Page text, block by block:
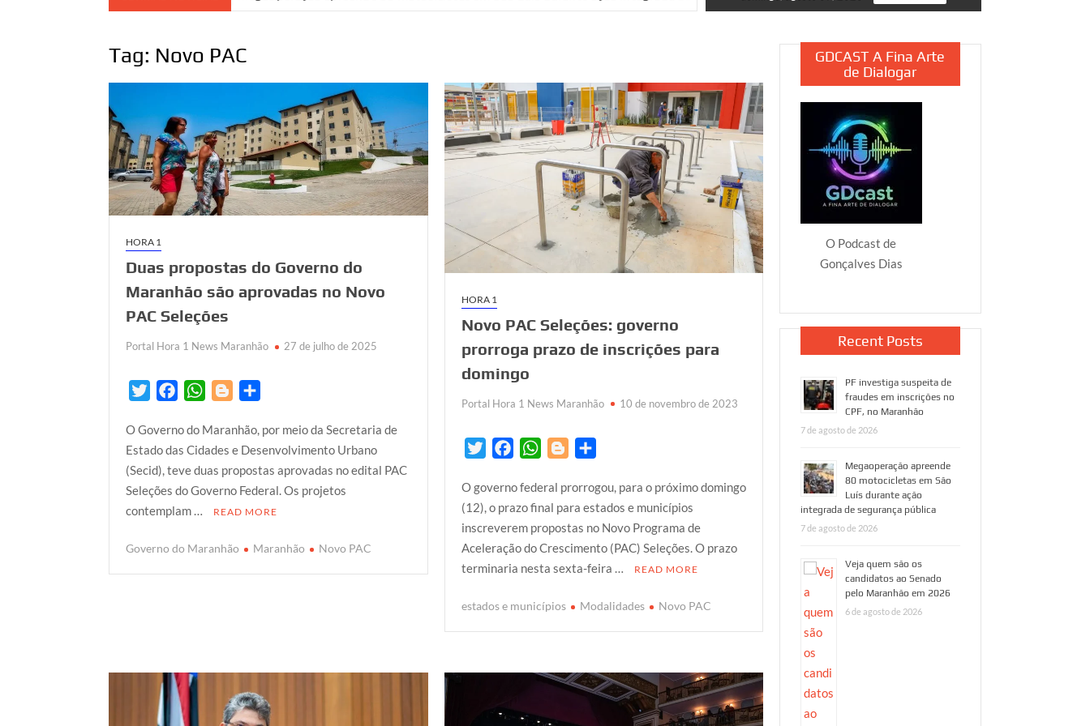
Tag: Novo PAC
HORA 1
Duas propostas do Governo do
Maranhão são aprovadas no Novo
PAC Seleções
Portal Hora 1 News Maranhão 27 de julho de 2025
i
t
t
e
r
c
e
b
o
o
W
a
t
s
A
o
g
g
e
r
a
r
e
O Governo do Maranhão, por meio da Secretaria de
Estado das Cidades e Desenvolvimento Urbano
(Secid), teve duas propostas aprovadas no edital PAC
Seleções do Governo Federal. Os projetos
contemplam …
READ MORE
Governo do Maranhão Maranhão Novo PAC
HORA 1
Novo PAC Seleções: governo
prorroga prazo de inscrições para
domingo
Portal Hora 1 News Maranhão 10 de novembro de 2023
i
t
t
e
r
c
e
b
o
o
W
a
t
s
A
p
o
g
g
e
r
a
r
e
O governo federal prorrogou, para o próximo domingo
(12), o prazo final para estados e municípios
inscreverem propostas no Novo Programa de
Aceleração do Crescimento (PAC) Seleções. O prazo
terminaria nesta sexta-feira …
READ MORE
estados e municípios Modalidades Novo PAC
GDCAST A Fina Arte
de Dialogar
O Podcast de
Gonçalves Dias
Recent Posts
PF investiga suspeita de
fraudes em inscrições no
CPF, no Maranhão
7 de agosto de 2026
Megaoperação apreende
80 motocicletas em São
Luís durante ação
integrada de segurança pública
7 de agosto de 2026
Veja quem são os
candidatos ao Senado
pelo Maranhão em 2026
6 de agosto de 2026